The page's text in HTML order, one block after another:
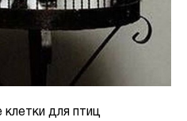
клетки для птиц